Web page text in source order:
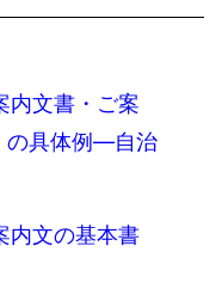
内文書・ご案
の具体例―自治
内文の基本書